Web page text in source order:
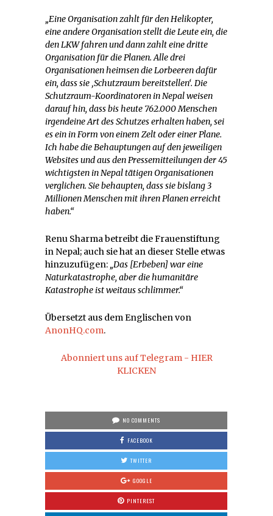
„Eine Organisation zahlt für den Helikopter,
eine andere Organisation stellt die Leute ein, die
den LKW fahren und dann zahlt eine dritte
Organisation für die Planen. Alle drei
Organisationen heimsen die Lorbeeren dafür
ein, dass sie ‚Schutzraum bereitstellen‘. Die
Schutzraum-Koordinatoren in Nepal weisen
darauf hin, dass bis heute 762.000 Menschen
irgendeine Art des Schutzes erhalten haben, sei
es ein in Form von einem Zelt oder einer Plane.
Ich habe die Behauptungen auf den jeweiligen
Websites und aus den Pressemitteilungen der 45
wichtigsten in Nepal tätigen Organisationen
verglichen. Sie behaupten, dass sie bislang 3
Millionen Menschen mit ihren Planen erreicht
haben.“
Renu Sharma betreibt die Frauenstiftung
in Nepal; auch sie hat an dieser Stelle etwas
hinzuzufügen:„Das [Erbeben] war eine
Naturkatastrophe, aber die humanitäre
Katastrophe ist weitaus schlimmer.“
Übersetzt aus dem Englischen von
AnonHQ.com.
Abonniert uns auf Telegram - HIER
KLICKEN
NO COMMENTS
FACEBOOK
TWITTER
GOOGLE
PINTEREST